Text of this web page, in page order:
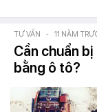
TƯ VẤN - 11 NĂM
Cần chuẩn
bằng ô tô?